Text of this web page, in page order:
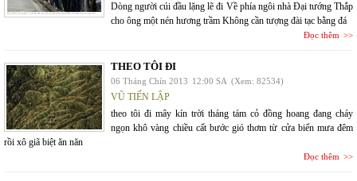
Dòng người cúi đầu lặng lẽ đi Về phía ngôi nhà Đại tướng Thắp
cho ông một nén hương trầm Không cần tượng đài tạc bằng đá
Đọc thêm
THEO TÔI ĐI
06 Tháng Chín 2013 12:00 SA (Xem: 82534)
VŨ TIẾN LẬP
theo tôi đi mây kín trời tháng tám cỏ đồng hoang đang cháy
ngọn khô vàng chiều cất bước gió thơm từ cửa biển mưa đêm
rồi xô giã biệt ăn năn
Đọc thêm